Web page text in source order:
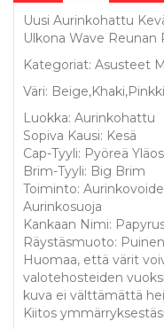
Uusi Aurinkohattu
Ulkona Wave Reunan
Kategoriat: Asusteet
Väri:
Luokka: Aurinkohattu
Sopiva Kausi: Kesä
Cap-Tyyli: Pyöreä
Brim-Tyyli: Big Brim
Toiminto:
Aurinkosuoja
Kankaan Nimi:
Räystäsmuoto:
Huomaa, että värit
valotehosteiden
kuva ei välttämättä
Kiitos